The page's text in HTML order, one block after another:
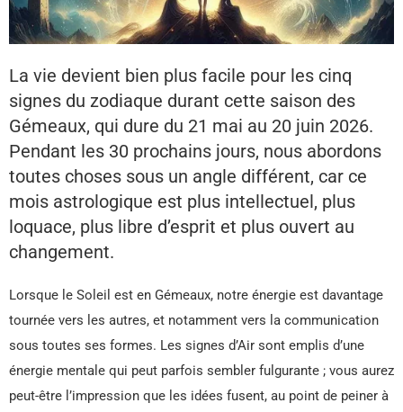
La vie devient bien plus facile pour les cinq
signes du zodiaque durant cette saison des
Gémeaux, qui dure du 21 mai au 20 juin 2026.
Pendant les 30 prochains jours, nous abordons
toutes choses sous un angle différent, car ce
mois astrologique est plus intellectuel, plus
loquace, plus libre d’esprit et plus ouvert au
changement.
Lorsque le Soleil est en Gémeaux, notre énergie est davantage
tournée vers les autres, et notamment vers la communication
sous toutes ses formes. Les signes d’Air sont emplis d’une
énergie mentale qui peut parfois sembler fulgurante ; vous aurez
peut-être l’impression que les idées fusent, au point de peiner à